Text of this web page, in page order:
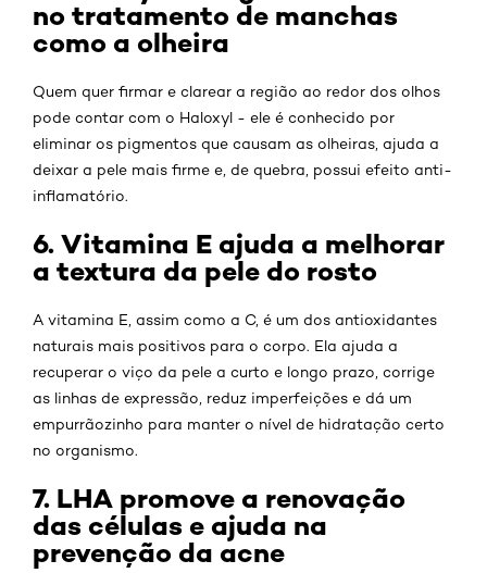
no tratamento de manchas
como a olheira
Quem quer firmar e clarear a região ao redor dos olhos
pode contar com o Haloxyl - ele é conhecido por
eliminar os pigmentos que causam as olheiras, ajuda a
deixar a pele mais firme e, de quebra, possui efeito anti-
inflamatório.
6. Vitamina E ajuda a melhorar
a textura da pele do rosto
A vitamina E, assim como a C, é um dos antioxidantes
naturais mais positivos para o corpo. Ela ajuda a
recuperar o viço da pele a curto e longo prazo, corrige
as linhas de expressão, reduz imperfeições e dá um
empurrãozinho para manter o nível de hidratação certo
no organismo.
7. LHA promove a renovação
das células e ajuda na
prevenção da acne